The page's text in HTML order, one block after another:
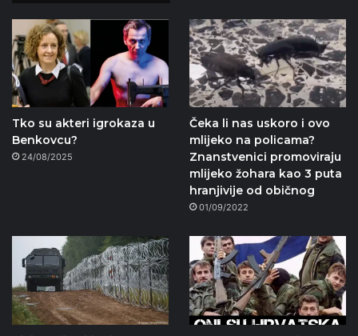
Tko su akteri igrokaza u
Benkovcu?
24/08/2025
Čeka li nas uskoro i ovo
mlijeko na policama?
Znanstvenici promoviraju
mlijeko žohara kao 3 puta
hranjivije od običnog
01/09/2022